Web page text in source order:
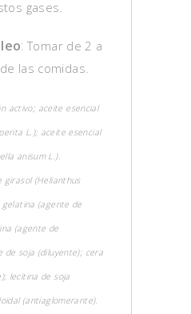
gases.
: Tomar de 2 a
las comidas.
activo; aceite esencial
L.); aceite esencial
anisum L.).
girasol (Helianthus
gelatina (agente de
(agente de
de soja (diluyente); cera
lecitina de soja
(antiaglomerante).